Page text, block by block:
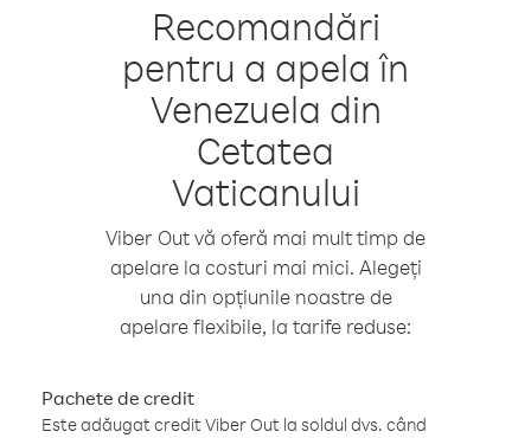
Recomandări
pentru a apela în
Venezuela din
Cetatea
Vaticanului
Viber Out vă oferă mai mult timp de
apelare la costuri mai mici. Alegeți
una din opțiunile noastre de
apelare flexibile, la tarife reduse:
Pachete de credit
Este adăugat credit Viber Out la soldul dvs. când